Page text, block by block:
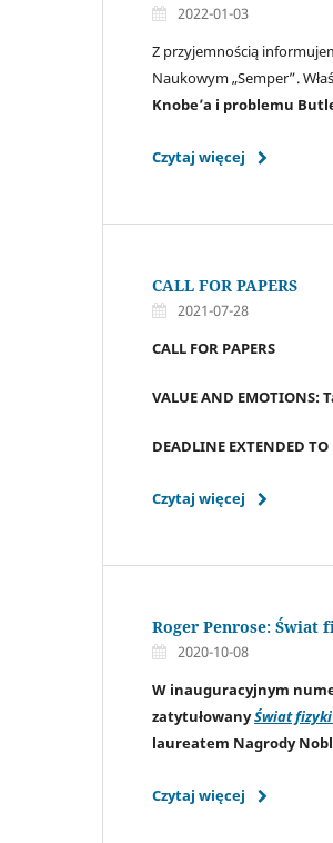
2022-01-03
Z przyjemnością
Naukowym „Semper”.
Knobe’a i problemu
Czytaj więcej
CALL FOR PAPERS
2021-07-28
CALL FOR PAPERS
VALUE AND
DEADLINE EXTENDED
Czytaj więcej
Roger Penrose: Świat
2020-10-08
W inauguracyjnym
zatytułowanyŚwiat
laureatem Nagrody
Czytaj więcej